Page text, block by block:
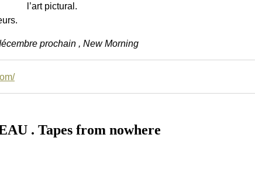
l’art pictural.
prochain , New Morning
. Tapes from nowhere